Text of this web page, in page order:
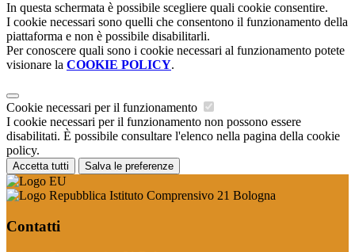
In questa schermata è possibile scegliere quali cookie consentire.
I cookie necessari sono quelli che consentono il funzionamento della
piattaforma e non è possibile disabilitarli.
Per conoscere quali sono i cookie necessari al funzionamento potete
visionare la COOKIE POLICY.
Cookie necessari per il funzionamento
I cookie necessari per il funzionamento non possono essere
disabilitati. È possibile consultare l'elenco nella pagina della cookie
policy.
Accetta tutti Salva le preferenze
Istituto Comprensivo 21 Bologna
Contatti